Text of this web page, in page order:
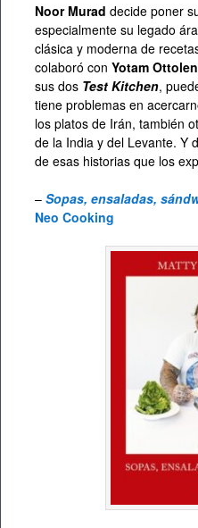
Noor Murad decide poner
especialmente su legado
clásica y moderna de
colaboró con Yotam
sus dos Test Kitchen,
tiene problemas en
los platos de Irán, también
de la India y del Levante. Y
de esas historias que los
– Sopas, ensaladas,
Neo Cooking